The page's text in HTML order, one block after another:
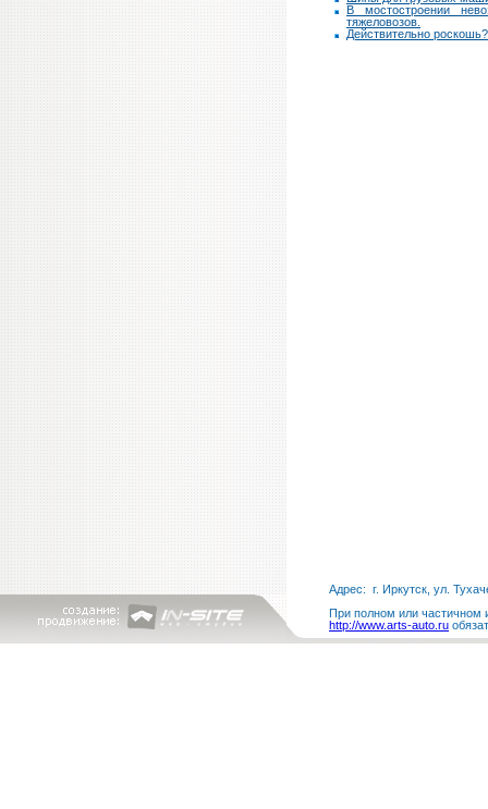
В мостостроении
тяжеловозов.
Действительно
Адрес: г. Иркутск, ул.
При полном или частичном
http://www.arts-auto.ru